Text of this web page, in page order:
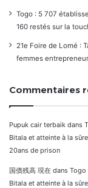
Togo : 5 707
160 restés sur la
21e Foire de Lomé :
femmes
Commentaires
Pupuk cair terbaik dans
Bitala et atteinte à la
20ans de prison
国債残高 現在 dans Togo
Bitala et atteinte à la